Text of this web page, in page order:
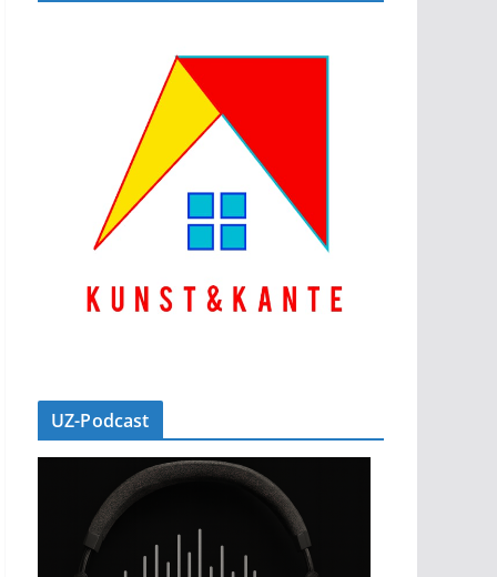
UZ-Podcast